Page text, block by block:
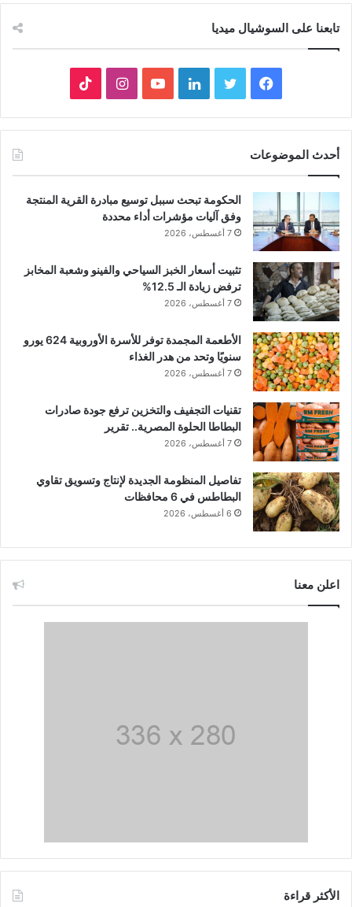
تابعنا على السوشيال ميديا
فيسبوك تويتر لينكدإنيوتيوبانستقرام
أحدث الموضوعات
الحكومة تبحث سببل توسيع مبادرة القرية المنتجة
وفق آليات مؤشرات أداء محددة
7 أغسطس، 2026
تثبيت أسعار الخبز السياحي والفينو وشعبة المخابز
ترفض زيادة الـ 12.5%
7 أغسطس، 2026
الأطعمة المجمدة توفر للأسرة الأوروبية 624 يورو
سنويًا وتحد من هدر الغذاء
7 أغسطس، 2026
تقنيات التجفيف والتخزين ترفع جودة صادرات
البطاطا الحلوة المصرية.. تقرير
7 أغسطس، 2026
تفاصيل المنظومة الجديدة لإنتاج وتسويق تقاوي
البطاطس في 6 محافظات
6 أغسطس، 2026
اعلن معنا
الأكثر قراءة